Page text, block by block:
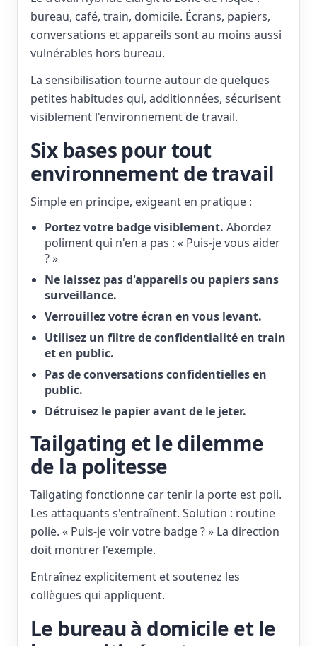
bureau, café, train, domicile. Écrans, papiers,
conversations et appareils sont au moins aussi
vulnérables hors bureau.
La sensibilisation tourne autour de quelques
petites habitudes qui, additionnées, sécurisent
visiblement l'environnement de travail.
Six bases pour tout
environnement de travail
Simple en principe, exigeant en pratique :
Portez votre badge visiblement. Abordez
poliment qui n'en a pas : « Puis-je vous aider
? »
Ne laissez pas d'appareils ou papiers sans
surveillance.
Verrouillez votre écran en vous levant.
Utilisez un filtre de confidentialité en train
et en public.
Pas de conversations confidentielles en
public.
Détruisez le papier avant de le jeter.
Tailgating et le dilemme
de la politesse
Tailgating fonctionne car tenir la porte est poli.
Les attaquants s'entraînent. Solution : routine
polie. « Puis-je voir votre badge ? » La direction
doit montrer l'exemple.
Entraînez explicitement et soutenez les
collègues qui appliquent.
Le bureau à domicile et le